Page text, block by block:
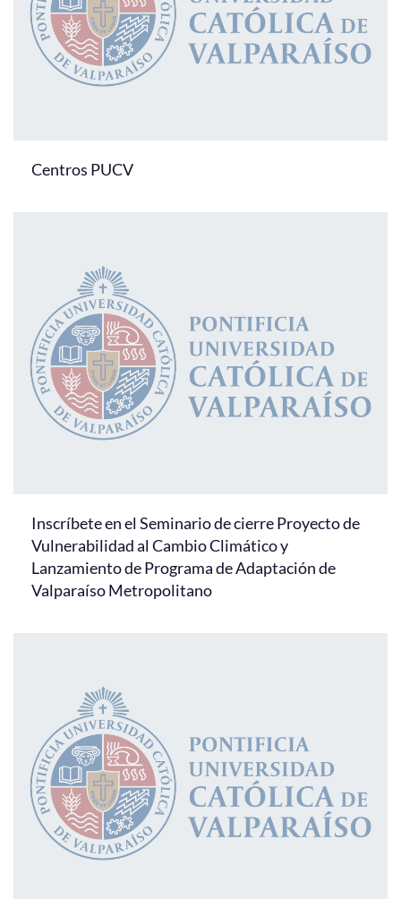
Centros PUCV
Inscríbete en el Seminario de cierre Proyecto de
Vulnerabilidad al Cambio Climático y
Lanzamiento de Programa de Adaptación de
Valparaíso Metropolitano